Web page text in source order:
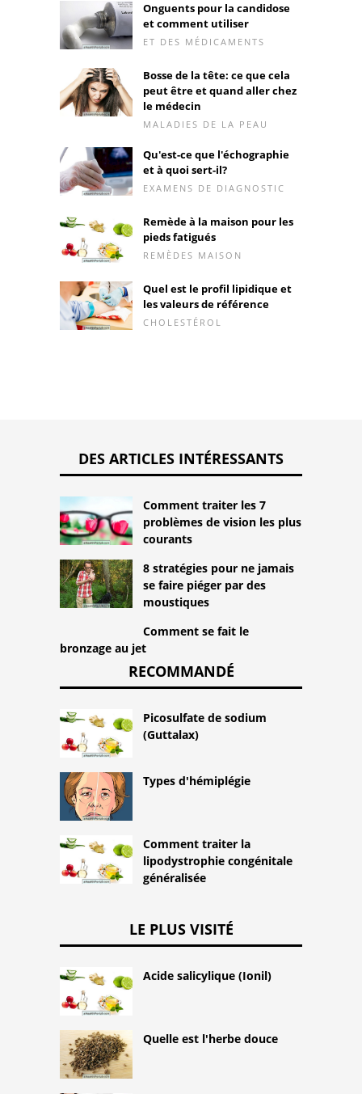
Onguents pour la candidose
et comment utiliser
ET DES MÉDICAMENTS
Bosse de la tête: ce que cela
peut être et quand aller chez
le médecin
MALADIES DE LA PEAU
Qu'est-ce que l'échographie
et à quoi sert-il?
EXAMENS DE DIAGNOSTIC
Remède à la maison pour les
pieds fatigués
REMÈDES MAISON
Quel est le profil lipidique et
les valeurs de référence
CHOLESTÉROL
DES ARTICLES INTÉRESSANTS
Comment traiter les 7
problèmes de vision les plus
courants
8 stratégies pour ne jamais
se faire piéger par des
moustiques
Comment se fait le
bronzage au jet
RECOMMANDÉ
Picosulfate de sodium
(Guttalax)
Types d'hémiplégie
Comment traiter la
lipodystrophie congénitale
généralisée
LE PLUS VISITÉ
Acide salicylique (Ionil)
Quelle est l'herbe douce